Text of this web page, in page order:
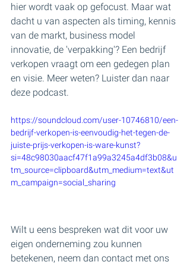
hier wordt vaak op gefocust. Maar wat
dacht u van aspecten als timing, kennis
van de markt, business model
innovatie, de 'verpakking'? Een bedrijf
verkopen vraagt om een gedegen plan
en visie. Meer weten? Luister dan naar
deze podcast.
https://soundcloud.com/user-10746810/een-
bedrijf-verkopen-is-eenvoudig-het-tegen-de-
juiste-prijs-verkopen-is-ware-kunst?
si=48c98030aacf47f1a99a3245a4df3b08&u
tm_source=clipboard&utm_medium=text&ut
m_campaign=social_sharing
Wilt u eens bespreken wat dit voor uw
eigen onderneming zou kunnen
betekenen, neem dan contact met ons